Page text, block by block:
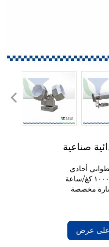
صناعية
أحادي
مخصصة
عرض